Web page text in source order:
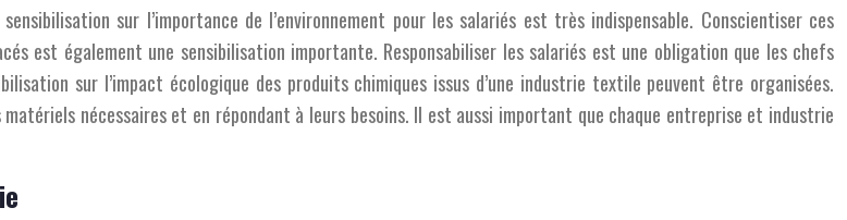
sur l’importance de l’environnement pour les salariés est très indispensable. Conscientiser ces
est également une sensibilisation importante. Responsabiliser les salariés est une obligation que les chefs
sur l’impact écologique des produits chimiques issus d’une industrie textile peuvent être organisées.
nécessaires et en répondant à leurs besoins. Il est aussi important que chaque entreprise et industrie